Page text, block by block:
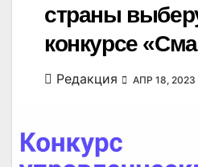
страны
конкурсе
Редакция АПР 18, 2023